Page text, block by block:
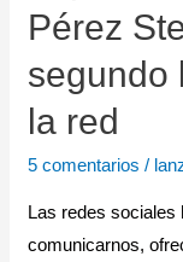
Pérez
segundo
la red
5 comentarios /
Las redes sociales
comunicarnos,